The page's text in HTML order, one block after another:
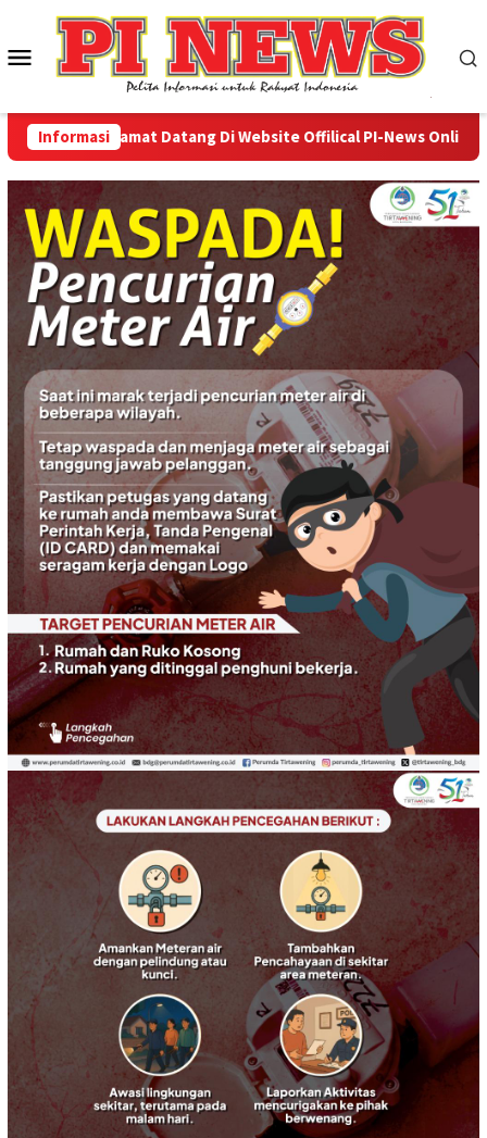
konten
Menu
Mobile
Informasi
Selamat Datang Di Website Offilical PI-News Online -